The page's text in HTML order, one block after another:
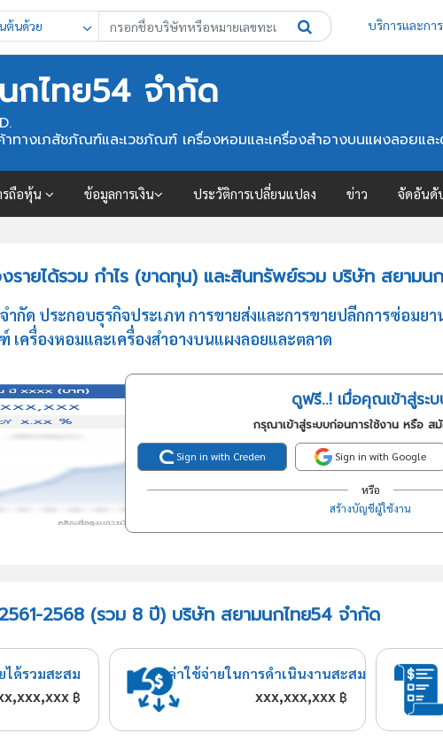
ต้นด้วย บริการและกา
กไทย54 จำกัด
ทางเภสัชภัณฑ์และเวชภัณฑ์ เครื่องหอมและเครื่องสำอางบนแผงลอยแล
รถือหุ้น ข้อมูลการเงิน ประวัติการเปลี่ยนแปลง ข่าว จัดอันดั
งรายได้รวม กำไร (ขาดทุน) และสินทรัพย์รวม บริษัท สยามน
กัด ประกอบธุรกิจประเภท การขายส่งและการขายปลีกการซ่อมย
ครื่องหอมและเครื่องสำอางบนแผงลอยและตลาด
ดูฟรี..! เมื่อคุณเข้าสู่ระ
กรุณาเข้าสู่ระบบก่อนการใช้งาน หรือ ส
Sign in with Creden Sign in with Google
หรือ
สร้างบัญชีผู้ใช้งาน
2568 (รวม 8 ปี) บริษัท สยามนกไทย54 จำกัด
ได้รวมสะสม
฿
ค่าใช้จ่ายในการดำเนินงานสะสม
xxx,xxx,xxx ฿